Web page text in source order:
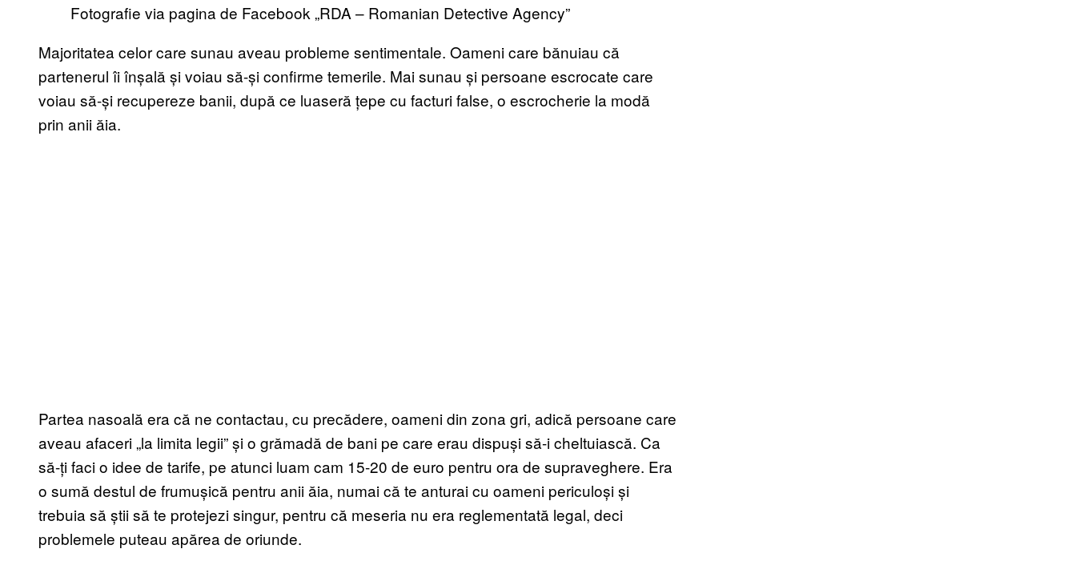
Fotografie via pagina de Facebook „RDA – Romanian Detective Agency”
Majoritatea celor care sunau aveau probleme sentimentale. Oameni care bănuiau că
partenerul îi înșală și voiau să-și confirme temerile. Mai sunau și persoane escrocate care
voiau să-și recupereze banii, după ce luaseră țepe cu facturi false, o escrocherie la modă
prin anii ăia.
Partea nasoală era că ne contactau, cu precădere, oameni din zona gri, adică persoane care
aveau afaceri „la limita legii” și o grămadă de bani pe care erau dispuși să-i cheltuiască. Ca
să-ți faci o idee de tarife, pe atunci luam cam 15-20 de euro pentru ora de supraveghere. Era
o sumă destul de frumușică pentru anii ăia, numai că te anturai cu oameni periculoși și
trebuia să știi să te protejezi singur, pentru că meseria nu era reglementată legal, deci
problemele puteau apărea de oriunde.